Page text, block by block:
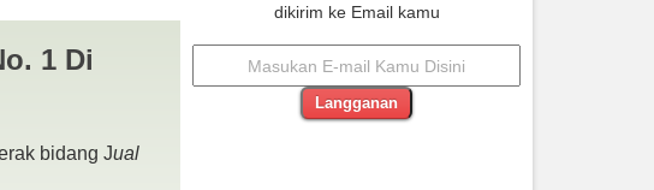
1 Di
bidang Jual
dikirim ke Email kamu
Langganan